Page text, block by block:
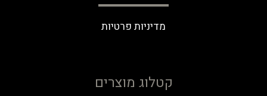
מדיניות פרטיות
קטלוג מוצרים